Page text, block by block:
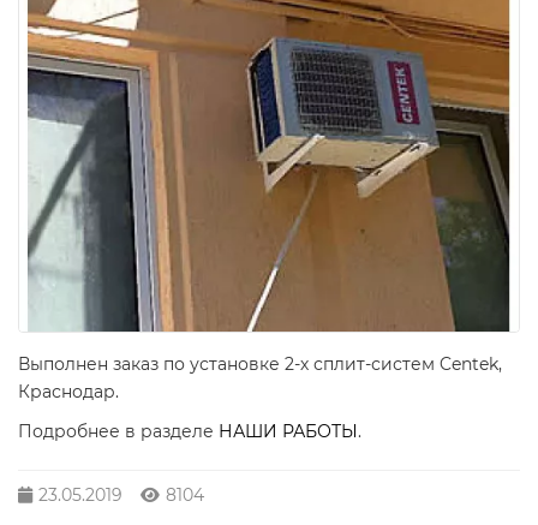
Выполнен заказ по установке 2-х сплит-систем Centek,
Краснодар.
Подробнее в разделе НАШИ РАБОТЫ.
23.05.2019 8104